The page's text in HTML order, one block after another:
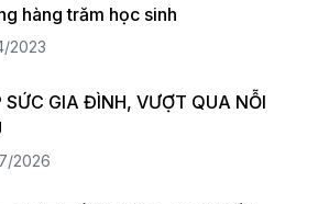
hàng trăm học sinh
2023
SỨC GIA ĐÌNH, VƯỢT QUA NỖI
2026